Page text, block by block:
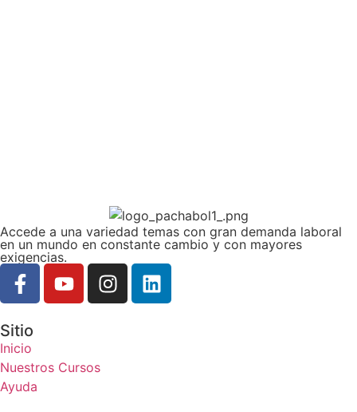
Accede a una variedad temas con gran demanda laboral
en un mundo en constante cambio y con mayores
exigencias.
Sitio
Inicio
Nuestros Cursos
Ayuda